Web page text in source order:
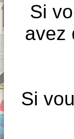
Si
avez
Si